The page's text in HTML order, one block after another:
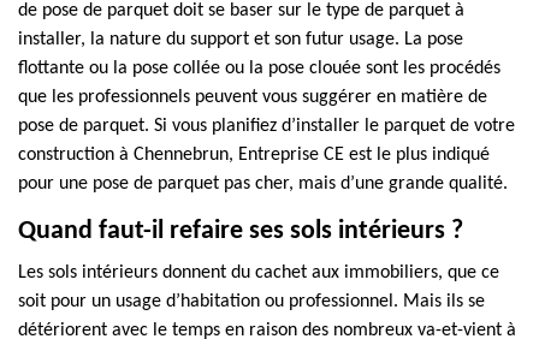
de pose de parquet doit se baser sur le type de parquet à
installer, la nature du support et son futur usage. La pose
flottante ou la pose collée ou la pose clouée sont les procédés
que les professionnels peuvent vous suggérer en matière de
pose de parquet. Si vous planifiez d’installer le parquet de votre
construction à Chennebrun, Entreprise CE est le plus indiqué
pour une pose de parquet pas cher, mais d’une grande qualité.
Quand faut-il refaire ses sols intérieurs ?
Les sols intérieurs donnent du cachet aux immobiliers, que ce
soit pour un usage d’habitation ou professionnel. Mais ils se
détériorent avec le temps en raison des nombreux va-et-vient à